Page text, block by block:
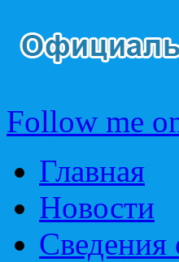
Follow me
Главная
Новости
Сведения